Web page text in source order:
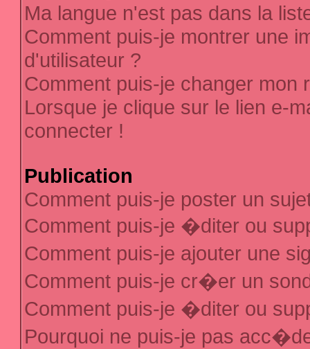
Ma langue n'est pas dans la
Comment puis-je montrer une
d'utilisateur ?
Comment puis-je changer mon
Lorsque je clique sur le lien e-
connecter !
Publication
Comment puis-je poster un
Comment puis-je �diter ou
Comment puis-je ajouter une
Comment puis-je cr�er un
Comment puis-je �diter ou
Pourquoi ne puis-je pas